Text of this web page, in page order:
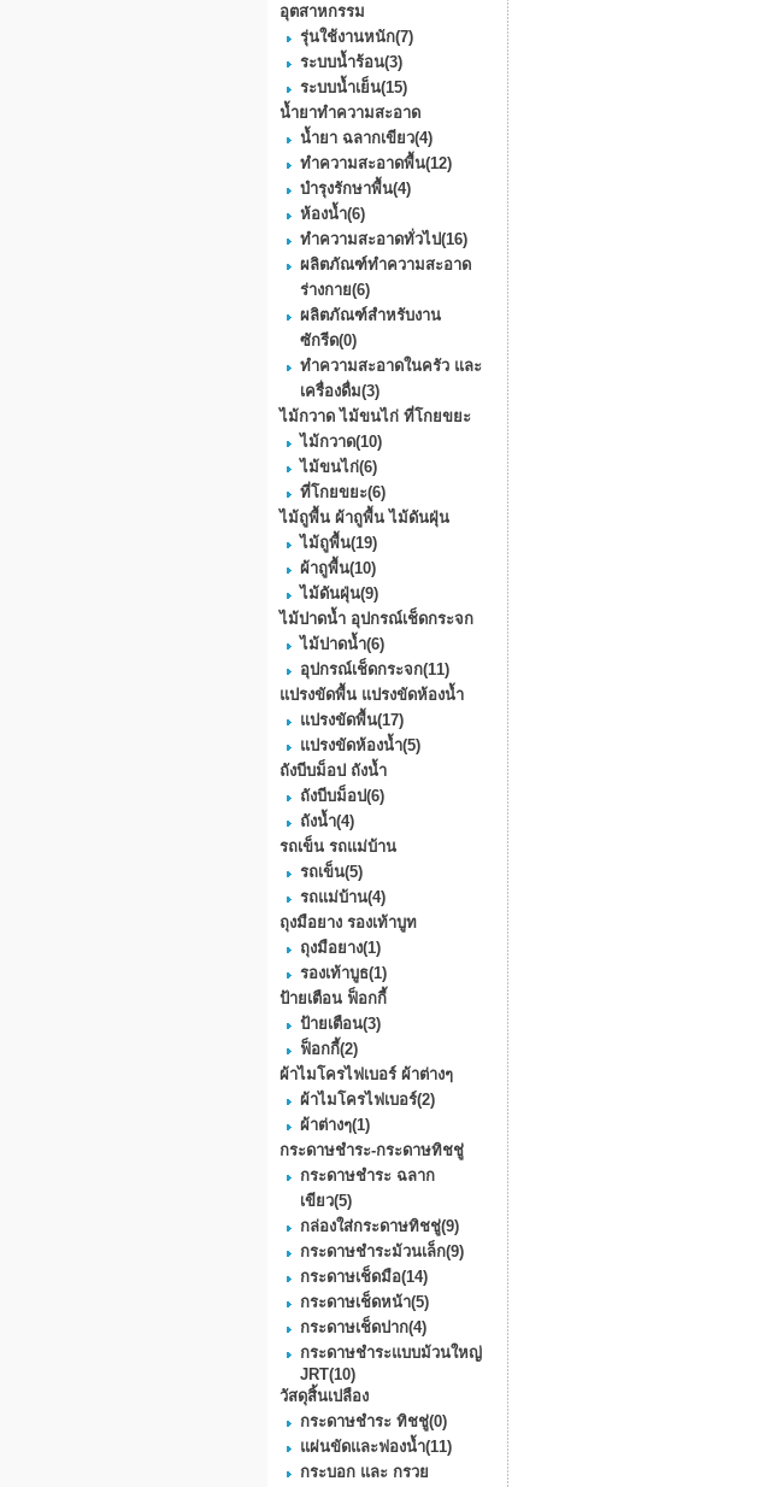
อุตสาหกรรม
รุ่นใช้งานหนัก(7)
ระบบน้ำร้อน(3)
ระบบน้ำเย็น(15)
น้ำยาทำความสะอาด
น้ำยา ฉลากเขียว(4)
ทำความสะอาดพื้น(12)
บำรุงรักษาพื้น(4)
ห้องน้ำ(6)
ทำความสะอาดทั่วไป(16)
ผลิตภัณฑ์ทำความสะอาด
ร่างกาย(6)
ผลิตภัณฑ์สำหรับงาน
ซักรีด(0)
ทำความสะอาดในครัว และ
เครื่องดื่ม(3)
ไม้กวาด ไม้ขนไก่ ที่โกยขยะ
ไม้กวาด(10)
ไม้ขนไก่(6)
ที่โกยขยะ(6)
ไม้ถูพื้น ผ้าถูพื้น ไม้ดันฝุ่น
ไม้ถูพื้น(19)
ผ้าถูพื้น(10)
ไม้ดันฝุ่น(9)
ไม้ปาดน้ำ อุปกรณ์เช็ดกระจก
ไม้ปาดน้ำ(6)
อุปกรณ์เช็ดกระจก(11)
แปรงขัดพื้น แปรงขัดห้องน้ำ
แปรงขัดพื้น(17)
แปรงขัดห้องน้ำ(5)
ถังบีบม็อป ถังน้ำ
ถังบีบม็อป(6)
ถังน้ำ(4)
รถเข็น รถแม่บ้าน
รถเข็น(5)
รถแม่บ้าน(4)
ถุงมือยาง รองเท้าบูท
ถุงมือยาง(1)
รองเท้าบูธ(1)
ป้ายเตือน ฟ็อกกี้
ป้ายเตือน(3)
ฟ็อกกี้(2)
ผ้าไมโครไฟเบอร์ ผ้าต่างๆ
ผ้าไมโครไฟเบอร์(2)
ผ้าต่างๆ(1)
กระดาษชำระ-กระดาษทิชชู่
กระดาษชำระ ฉลาก
เขียว(5)
กล่องใส่กระดาษทิชชู่(9)
กระดาษชําระม้วนเล็ก(9)
กระดาษเช็ดมือ(14)
กระดาษเช็ดหน้า(5)
กระดาษเช็ดปาก(4)
กระดาษชำระแบบม้วนใหญ่
JRT(10)
วัสดุสิ้นเปลือง
กระดาษชำระ ทิชชู่(0)
แผ่นขัดและฟองน้ำ(11)
กระบอก และ กรวย